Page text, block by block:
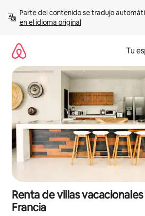
contenido
Parte del contenido se tradujo
en el idioma original
Tu
Renta de villas
Francia